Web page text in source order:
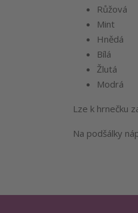
Růžová
Mint
Hnědá
Bílá
Žlutá
Modrá
Lze k hrnečku
Na podšálky